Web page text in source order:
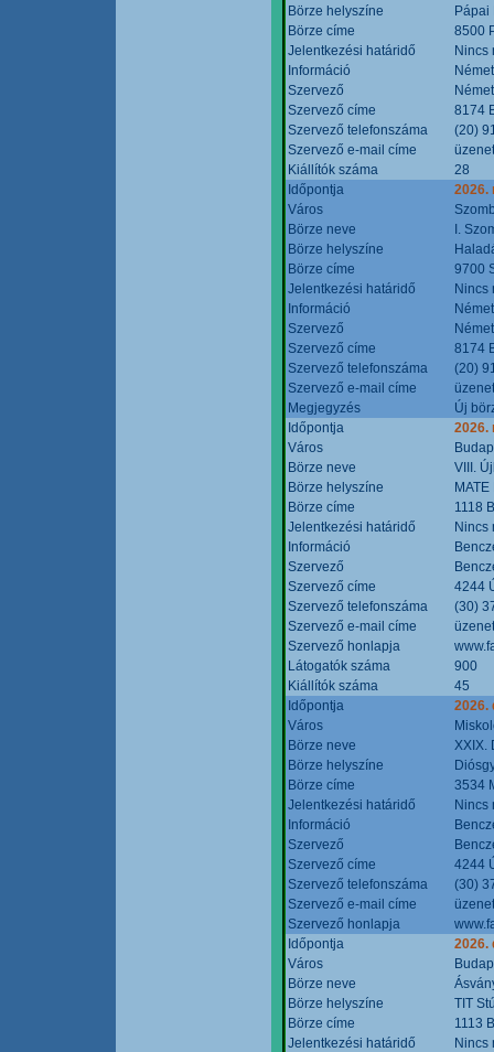
Börze helyszíne
Pápai
Börze címe
8500
Jelentkezési határidő
Nincs
Információ
Szervező
Szervező címe
8174
Szervező telefonszáma
(20)
Szervező e-mail címe
Kiállítók száma
28
Időpontja
2026.
Város
Börze neve
I.
Börze helyszíne
Börze címe
9700
Jelentkezési határidő
Nincs
Információ
Szervező
Szervező címe
8174
Szervező telefonszáma
(20)
Szervező e-mail címe
Megjegyzés
Új
Időpontja
2026.
Város
Börze neve
VIII.
Börze helyszíne
Börze címe
1118
Jelentkezési határidő
Nincs
Információ
Szervező
Szervező címe
4244
Szervező telefonszáma
(30)
Szervező e-mail címe
Szervező honlapja
Látogatók száma
900
Kiállítók száma
45
Időpontja
2026.
Város
Börze neve
XXIX.
Börze helyszíne
Börze címe
3534
Jelentkezési határidő
Nincs
Információ
Szervező
Szervező címe
4244
Szervező telefonszáma
(30)
Szervező e-mail címe
Szervező honlapja
Időpontja
2026.
Város
Börze neve
Börze helyszíne
TIT
Börze címe
1113
Jelentkezési határidő
Nincs